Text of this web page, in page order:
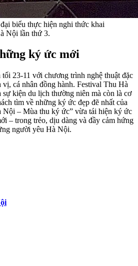
biểu thực hiện nghi thức khai
Nội lần thứ 3.
ký ức mới
23-11 với chương trình nghệ thuật đặc
vị, cá nhân đồng hành. Festival Thu Hà
kiện du lịch thường niên mà còn là cơ
tìm về những ký ức đẹp đẽ nhất của
Nội – Mùa thu ký ức” vừa tái hiện ký ức
– trong trẻo, dịu dàng và đầy cảm hứng
người yêu Hà Nội.